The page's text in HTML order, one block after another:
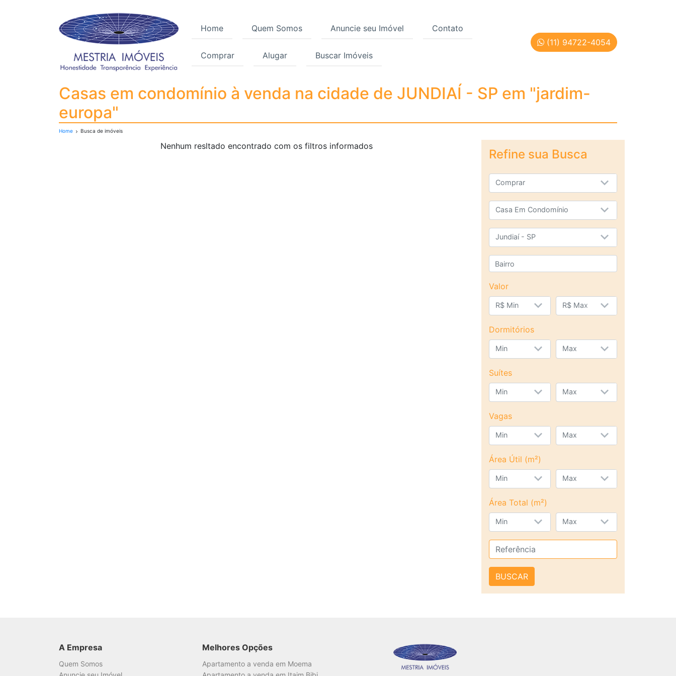
Home Quem Somos Anuncie seu Imóvel Contato
Comprar Alugar Buscar Imóveis
(11) 94722-4054
Casas em condomínio à venda na cidade de JUNDIAÍ - SP em
Casas em condomínio à venda na cidade de JUNDIAÍ - SP em "jardim-
europa"
Home Busca de imóveis
Nenhum resltado encontrado com os filtros informados
Refine sua Busca
Comprar
Casa Em Condomínio
Jundiaí - SP
Valor
R$ Min R$ Max
Dormitórios
Min Max
Suítes
Min Max
Vagas
Min Max
Área Útil (m²)
Min Max
Área Total (m²)
Min Max
BUSCAR
A Empresa
Quem Somos
Melhores Opções
Apartamento a venda em Moema